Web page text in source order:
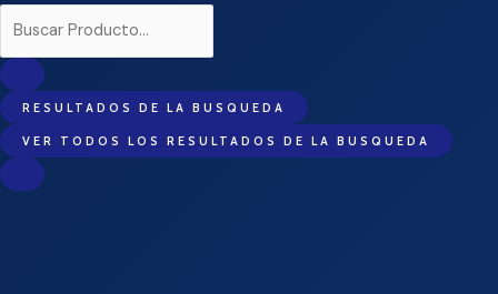
RESULTADOS DE LA BUSQUEDA
VER TODOS LOS RESULTADOS DE LA BUSQUEDA